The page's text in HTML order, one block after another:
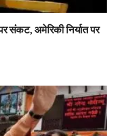
संकट, अमेरिकी निर्यात पर